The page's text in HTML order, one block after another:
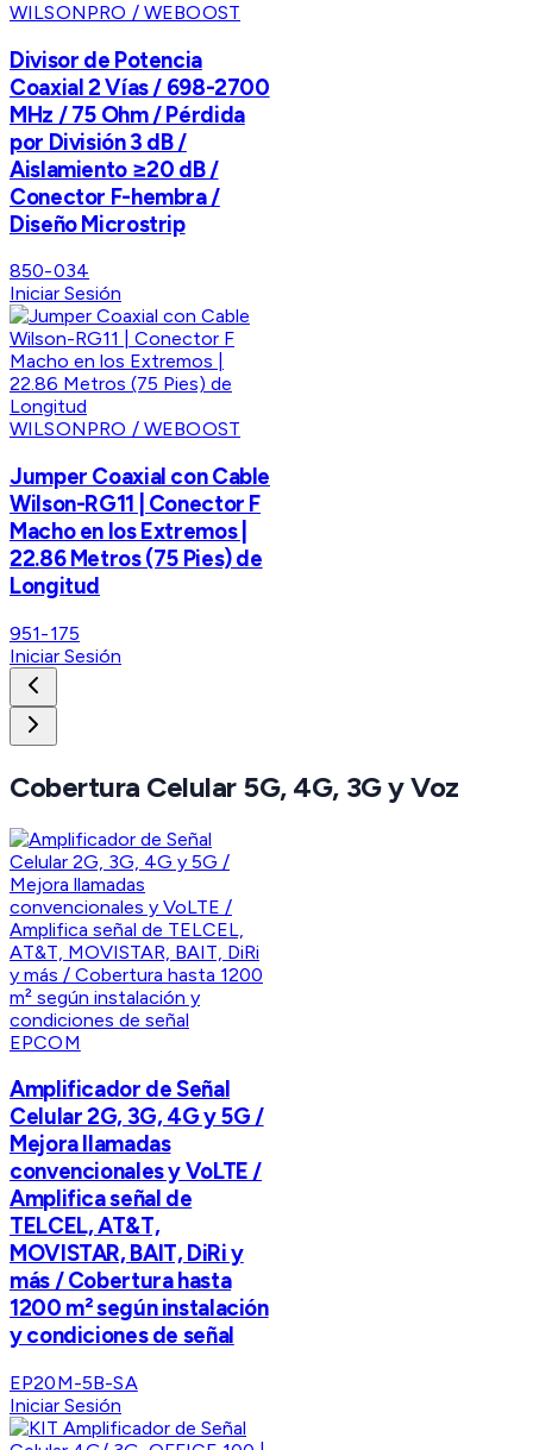
WILSONPRO / WEBOOST
Divisor de Potencia
Coaxial 2 Vías / 698-2700
MHz / 75 Ohm / Pérdida
por División 3 dB /
Aislamiento ≥20 dB /
Conector F-hembra /
Diseño Microstrip
850-034
Iniciar Sesión
WILSONPRO / WEBOOST
Jumper Coaxial con Cable
Wilson-RG11 | Conector F
Macho en los Extremos |
22.86 Metros (75 Pies) de
Longitud
951-175
Iniciar Sesión
Cobertura Celular 5G, 4G, 3G y Voz
EPCOM
Amplificador de Señal
Celular 2G, 3G, 4G y 5G /
Mejora llamadas
convencionales y VoLTE /
Amplifica señal de
TELCEL, AT&T,
MOVISTAR, BAIT, DiRi y
más / Cobertura hasta
1200 m² según instalación
y condiciones de señal
EP20M-5B-SA
Iniciar Sesión